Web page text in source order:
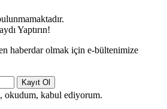
Yaptırın!
haberdar olmak için e-bültenimize
Kayıt Ol
, okudum, kabul ediyorum.